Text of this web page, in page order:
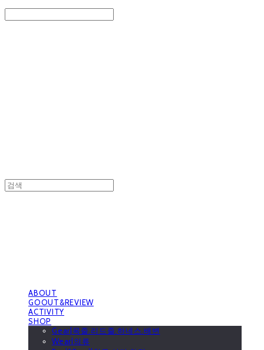
ABOUT
GOOUT&REVIEW
ACTIVITY
SHOP
Gear|목줄.리드줄.하네스.배변
Wear|의류